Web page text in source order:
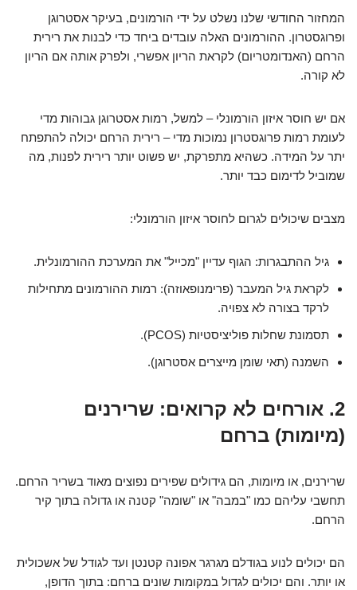
המחזור החודשי שלנו נשלט על ידי הורמונים, בעיקר אסטרוגן
ופרוגסטרון. ההורמונים האלה עובדים ביחד כדי לבנות את רירית
הרחם (האנדומטריום) לקראת הריון אפשרי, ולפרק אותה אם הריון
לא קורה.
אם יש חוסר איזון הורמונלי – למשל, רמות אסטרוגן גבוהות מדי
לעומת רמות פרוגסטרון נמוכות מדי – רירית הרחם יכולה להתפתח
יתר על המידה. כשהיא מתפרקת, יש פשוט יותר רירית לפנות, מה
שמוביל לדימום כבד יותר.
מצבים שיכולים לגרום לחוסר איזון הורמונלי:
גיל ההתבגרות: הגוף עדיין "מכייל" את המערכת ההורמונלית.
לקראת גיל המעבר (פרימנופאוזה): רמות ההורמונים מתחילות
לרקד בצורה לא צפויה.
תסמונת שחלות פוליציסטיות (PCOS).
השמנה (תאי שומן מייצרים אסטרוגן).
2. אורחים לא קרואים: שרירנים
(מיומות) ברחם
שרירנים, או מיומות, הם גידולים שפירים נפוצים מאוד בשריר הרחם.
תחשבי עליהם כמו "במבה" או "שומה" קטנה או גדולה בתוך קיר
הרחם.
הם יכולים לנוע בגודלם מגרגר אפונה קטנטן ועד לגודל של אשכולית
או יותר. והם יכולים לגדול במקומות שונים ברחם: בתוך הדופן,